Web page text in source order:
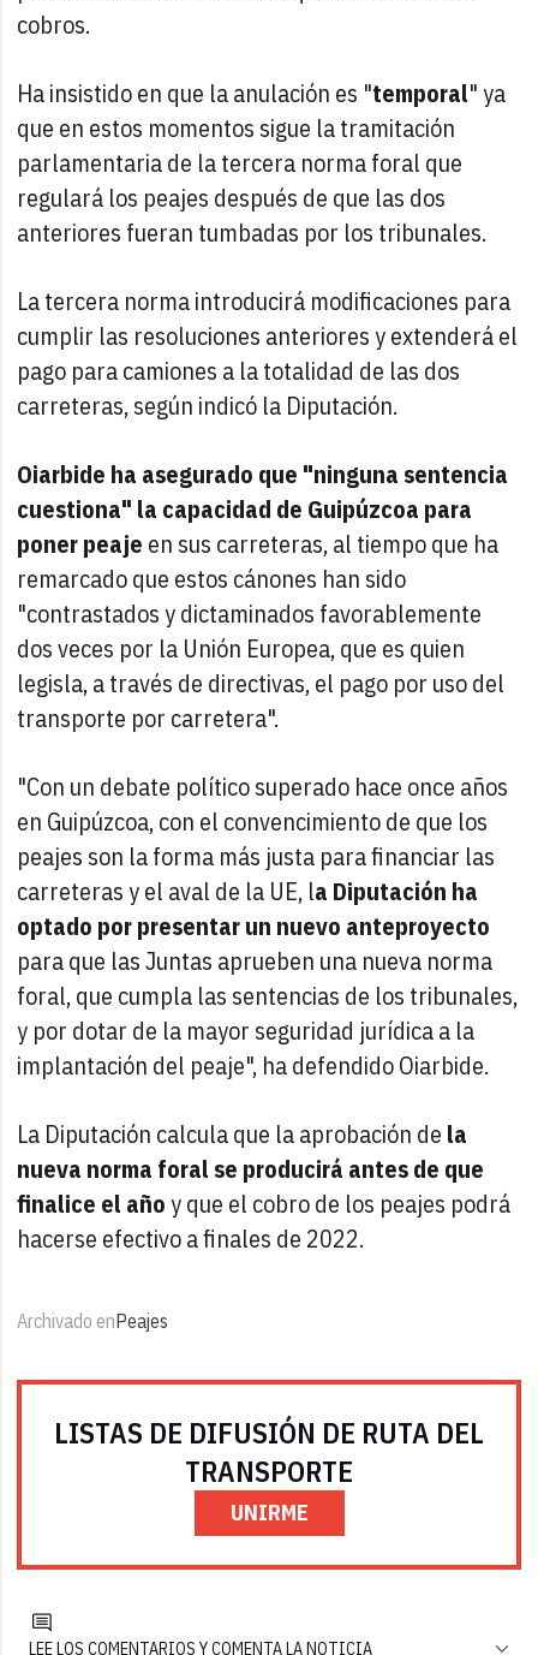
cobros.
Ha insistido en que la anulación es "temporal" ya
que en estos momentos sigue la tramitación
parlamentaria de la tercera norma foral que
regulará los peajes después de que las dos
anteriores fueran tumbadas por los tribunales.
La tercera norma introducirá modificaciones para
cumplir las resoluciones anteriores y extenderá el
pago para camiones a la totalidad de las dos
carreteras, según indicó la Diputación.
Oiarbide ha asegurado que "ninguna sentencia
cuestiona" la capacidad de Guipúzcoa para
poner peaje en sus carreteras, al tiempo que ha
remarcado que estos cánones han sido
"contrastados y dictaminados favorablemente
dos veces por la Unión Europea, que es quien
legisla, a través de directivas, el pago por uso del
transporte por carretera".
"Con un debate político superado hace once años
en Guipúzcoa, con el convencimiento de que los
peajes son la forma más justa para financiar las
carreteras y el aval de la UE, la Diputación ha
optado por presentar un nuevo anteproyecto
para que las Juntas aprueben una nueva norma
foral, que cumpla las sentencias de los tribunales,
y por dotar de la mayor seguridad jurídica a la
implantación del peaje", ha defendido Oiarbide.
La Diputación calcula que la aprobación de la
nueva norma foral se producirá antes de que
finalice el añoy que el cobro de los peajes podrá
hacerse efectivo a finales de 2022.
Archivado enPeajes
LISTAS DE DIFUSIÓN DE RUTA DEL
TRANSPORTE
UNIRME
LEE LOS COMENTARIOS Y COMENTA LA NOTICIA